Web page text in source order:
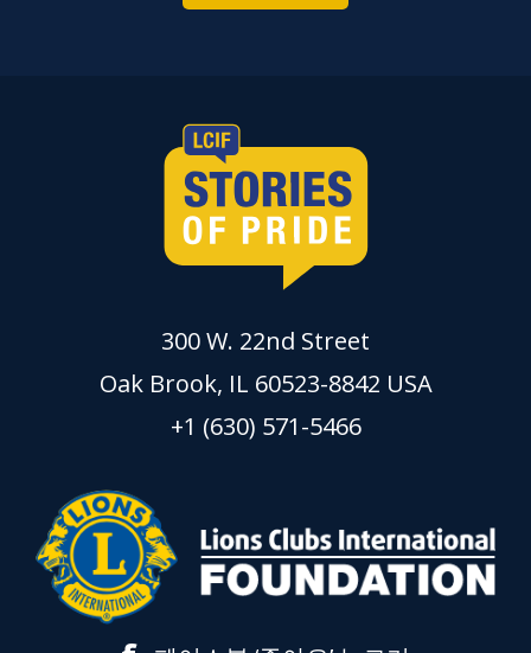
300 W. 22nd Street
Oak Brook, IL 60523-8842 USA
+1 (630) 571-5466